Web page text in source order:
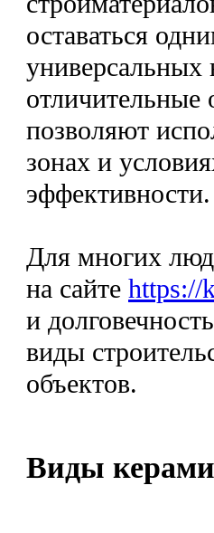
оставаться
универсальных
отличительные
позволяют
зонах и
эффективности.
Для многих
на сайте https://
и
виды
объектов.
Виды